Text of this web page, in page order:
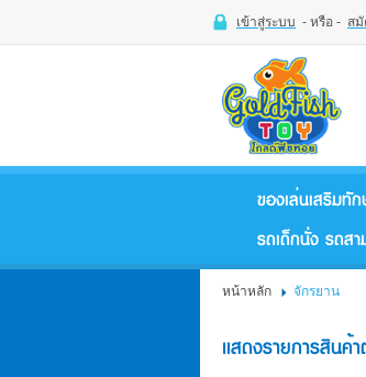
หน้าหลัก สินค้า
บัญชีผู้ใช้
เข้าสู่ระบบ - หรือ - ส
ของเล่นเสริมทัก
รถเด็กนั่ง รถส
หน้าหลัก จักรยาน
แสดงรายการสินค้